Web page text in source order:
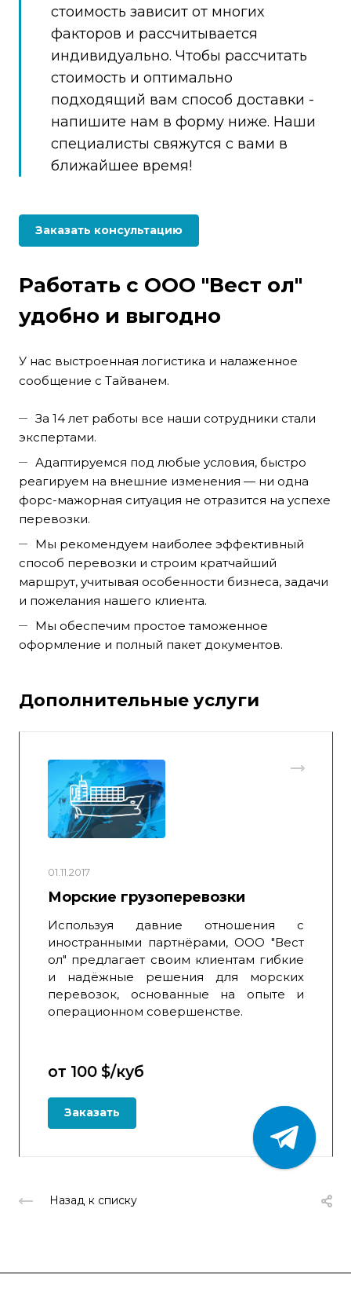
стоимость зависит от многих
факторов и рассчитывается
индивидуально. Чтобы рассчитать
стоимость и оптимально
подходящий вам способ доставки -
напишите нам в форму ниже. Наши
специалисты свяжутся с вами в
ближайшее время!
Заказать консультацию
Работать с ООО "Вест ол"
удобно и выгодно
У нас выстроенная логистика и налаженное
сообщение с Тайванем.
За 14 лет работы все наши сотрудники стали
экспертами.
Адаптируемся под любые условия, быстро
реагируем на внешние изменения — ни одна
форс-мажорная ситуация не отразится на успехе
перевозки.
Мы рекомендуем наиболее эффективный
способ перевозки и строим кратчайший
маршрут, учитывая особенности бизнеса, задачи
и пожелания нашего клиента.
Мы обеспечим простое таможенное
оформление и полный пакет документов.
Дополнительные услуги
01.11.2017
Морские грузоперевозки
Используя давние отношения с
иностранными партнёрами, ООО "Вест
ол" предлагает своим клиентам гибкие
и надёжные решения для морских
перевозок, основанные на опыте и
операционном совершенстве.
от 100 $/куб
Заказать
Назад к списку